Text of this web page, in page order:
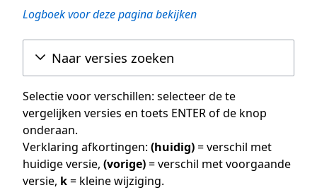
Logboek voor deze pagina bekijken
Naar versies zoeken
Selectie voor verschillen: selecteer de te
vergelijken versies en toets ENTER of de knop
onderaan.
Verklaring afkortingen: (huidig)= verschil met
huidige versie, (vorige)= verschil met voorgaande
versie, k= kleine wijziging.